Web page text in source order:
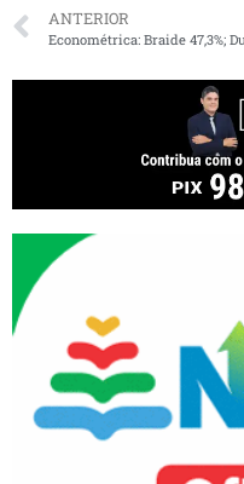
ANTERIOR